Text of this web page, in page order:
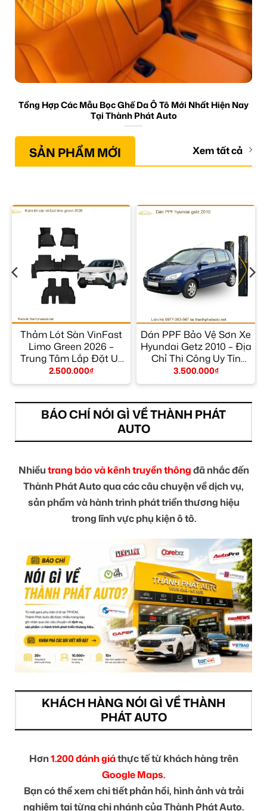
Tổng Hợp Các Mẫu Bọc Ghế Da Ô Tô Mới Nhất Hiện Nay
Tại Thành Phát Auto
SẢN PHẨM MỚI Xem tất cả
Thảm Lót Sàn VinFast
Limo Green 2026 –
Trung Tâm Lắp Đặt Uy
Tín TPHCM
2.500.000₫
Dán PPF Bảo Vệ Sơn Xe
Hyundai Getz 2010 – Địa
Chỉ Thi Công Uy Tín
TPHCM
3.500.000₫
BÁO CHÍ NÓI GÌ VỀ THÀNH PHÁT
AUTO
Nhiềutrang báo và kênh truyền thôngđã nhắc đến
Thành Phát Auto qua các câu chuyện về dịch vụ,
sản phẩm và hành trình phát triển thương hiệu
trong lĩnh vực phụ kiện ô tô.
KHÁCH HÀNG NÓI GÌ VỀ THÀNH
PHÁT AUTO
Hơn1.200 đánh giáthực tế từ khách hàng trên
Google Maps.
Bạn có thể xem chi tiết phản hồi, hình ảnh và trải
nghiệm tại từng chi nhánh của Thành Phát Auto.